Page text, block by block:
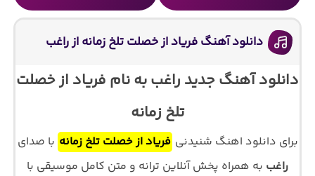
دانلود آهنگ فریاد از خصلت تلخ زمانه از راغب
دانلود آهنگ جدید راغب به نام فریاد از خصلت
تلخ زمانه
برای دانلود اهنگ شنیدنی فریاد از خصلت تلخ زمانه با صدای
راغب به همراه پخش آنلاین ترانه و متن کامل موسیقی با